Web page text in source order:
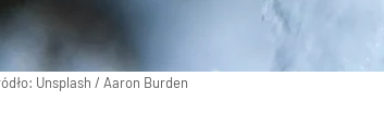
Unsplash / Aaron Burden